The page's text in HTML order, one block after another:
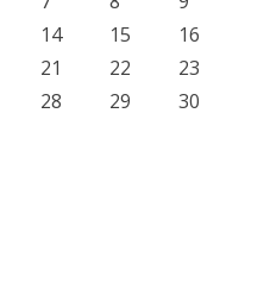
14 15
16
21 22
23
28 29
30